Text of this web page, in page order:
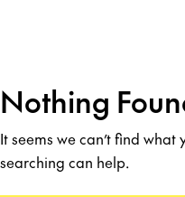
Nothing
It seems we can’t find what
searching can help.